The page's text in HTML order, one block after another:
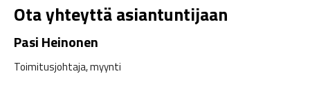
Ota yhteyttä asiantuntijaan
Pasi Heinonen
Toimitusjohtaja, myynti